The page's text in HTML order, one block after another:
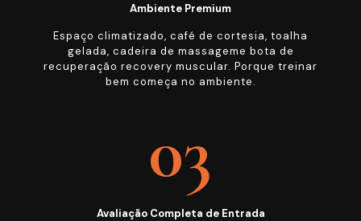
Ambiente Premium
Espaço climatizado, café de cortesia, toalha
gelada, cadeira de massageme bota de
recuperação recovery muscular. Porque treinar
bem começa no ambiente.
03
Avaliação Completa de Entrada